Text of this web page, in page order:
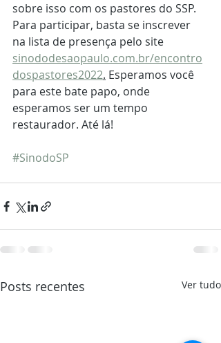
sobre isso com os pastores do SSP.
Para participar, basta se inscrever
na lista de presença pelo site
sinododesaopaulo.com.br/encontro
dospastores2022. Esperamos você
para este bate papo, onde
esperamos ser um tempo
restaurador. Até lá!
#SinodoSP
Posts recentes Ver tudo